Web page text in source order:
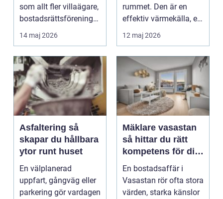
som allt fler villaägare,
bostadsrättsföreningar
och fastighetsä...
14 maj 2026
rummet. Den är en
effektiv värmekälla, ett
stycke kulturhist...
12 maj 2026
Asfaltering så
skapar du hållbara
ytor runt huset
En välplanerad
uppfart, gångväg eller
parkering gör vardagen
Mäklare vasastan
så hittar du rätt
kompetens för din
bostadsaffär
En bostadsaffär i
Vasastan rör ofta stora
värden, starka känslor